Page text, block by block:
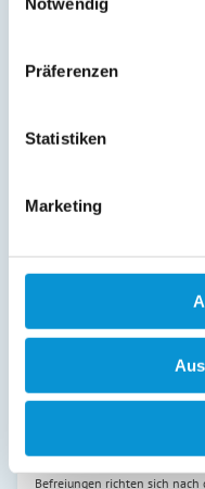
Präferenzen
Statistiken
Marketing
14. Sep - 31. Okt
Endreinigung:
35 € ist
umfasst Bettwäsche und
Buchungsgebühr: einmalig
Kurtaxe Ostseeheilbad
Befreiungen richten sich nach